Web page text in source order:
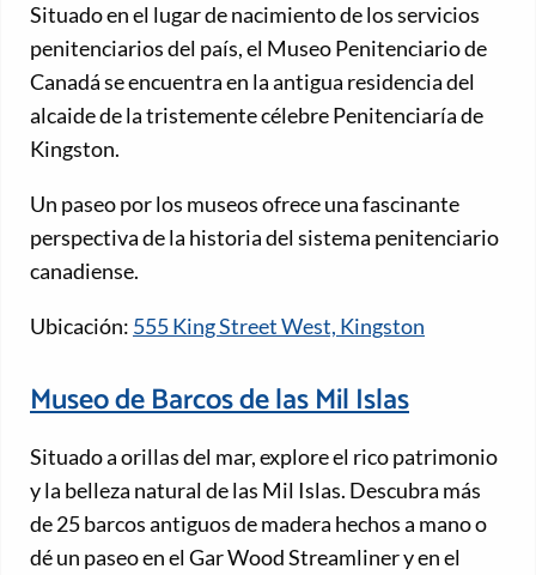
Situado en el lugar de nacimiento de los servicios
penitenciarios del país, el Museo Penitenciario de
Canadá se encuentra en la antigua residencia del
alcaide de la tristemente célebre Penitenciaría de
Kingston.
Un paseo por los museos ofrece una fascinante
perspectiva de la historia del sistema penitenciario
canadiense.
Ubicación: 555 King Street West, Kingston
Museo de Barcos de las Mil Islas
Situado a orillas del mar, explore el rico patrimonio
y la belleza natural de las Mil Islas. Descubra más
de 25 barcos antiguos de madera hechos a mano o
dé un paseo en el Gar Wood Streamliner y en el